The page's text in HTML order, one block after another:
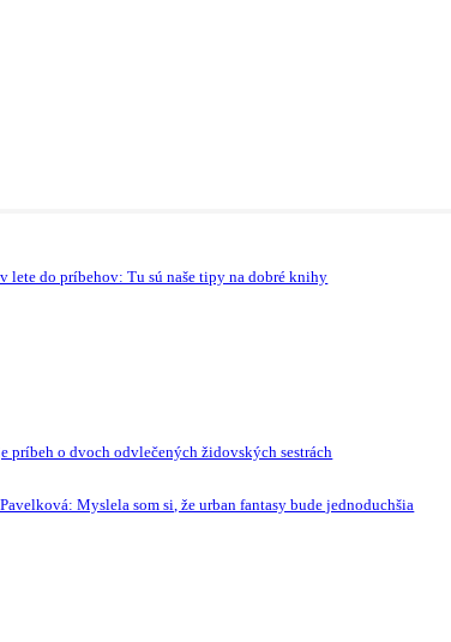
v lete do príbehov: Tu sú naše tipy na dobré knihy
príbeh o dvoch odvlečených židovských sestrách
Myslela som si, že urban fantasy bude jednoduchšia